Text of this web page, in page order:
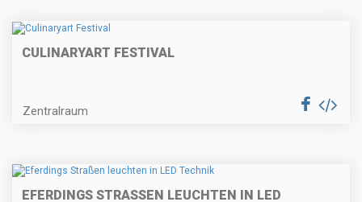
CULINARYART FESTIVAL
Zentralraum
EFERDINGS STRASSEN LEUCHTEN IN LED T